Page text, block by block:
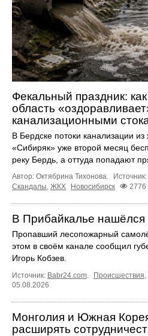
Фекальный праздник:
область
канализационными
В Бердске потоки канализации из
«Сибиряк» уже второй месяц
реку Бердь, а оттуда попадают
Автор: Октябрина Тихонова. Источник:
Скандалы, ЖКХ Новосибирск 2776
В Прибайкалье
Пропавший лесопожарный
этом в своём канале сообщил
Игорь Кобзев.
Источник: Babr24.com. Происшествия,
05.08.2026
Монголия и Южная
расширять